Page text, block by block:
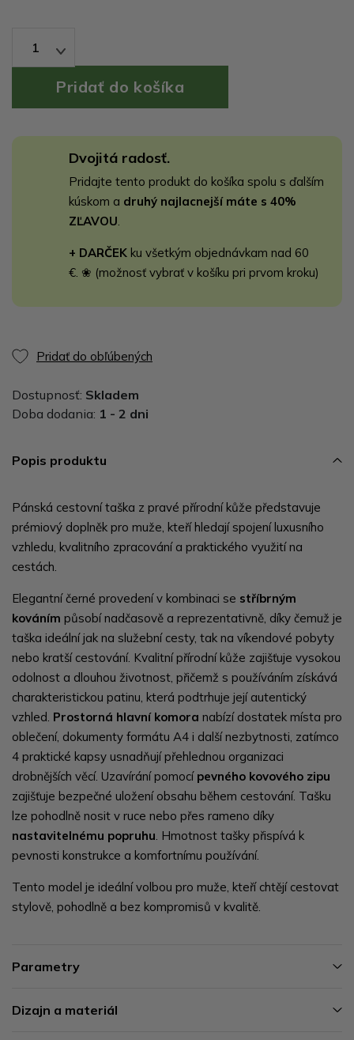
1
Dvojitá radosť.
Pridajte tento produkt do košíka spolu s ďalším
kúskom a druhý najlacnejší máte s 40%
ZĽAVOU
+ DARČEK ku všetkým objednávkam nad 60
€. ❀ (možnosť vybrať v košíku pri prvom kroku)
Pridať do obľúbených
Dostupnosť: Skladem
Doba dodania: 1 - 2 dni
Popis produktu
Pánská cestovní taška z pravé přírodní kůže představuje
prémiový doplněk pro muže, kteří hledají spojení luxusního
vzhledu, kvalitního zpracování a praktického využití na
cestách.
Elegantní černé provedení v kombinaci se stříbrným
kováním působí nadčasově a reprezentativně, díky čemuž je
taška ideální jak na služební cesty, tak na víkendové pobyty
nebo kratší cestování. Kvalitní přírodní kůže zajišťuje vysokou
odolnost a dlouhou životnost, přičemž s používáním získává
charakteristickou patinu, která podtrhuje její autentický
vzhled. Prostorná hlavní komora nabízí dostatek místa pro
oblečení, dokumenty formátu A4 i další nezbytnosti, zatímco
4 praktické kapsy usnadňují přehlednou organizaci
drobnějších věcí. Uzavírání pomocí pevného kovového zipu
zajišťuje bezpečné uložení obsahu během cestování. Tašku
lze pohodlně nosit v ruce nebo přes rameno díky
nastavitelnému popruhu . Hmotnost tašky přispívá k
pevnosti konstrukce a komfortnímu používání.
Tento model je ideální volbou pro muže, kteří chtějí cestovat
stylově, pohodlně a bez kompromisů v kvalitě.
Parametry
Dizajn a materiál